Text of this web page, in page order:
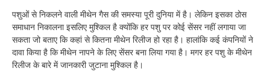
पशुओं से निकलने वाली मीथेन गैस की समस्या पूरी दुनिया में है। लेकिन इसका ठोस
समाधान निकालना इसलिए मुश्किल है क्योंकि हर पशु पर कोई सेंसर नहीं लगाया जा
सकता जो बताए कि कहां से कितना मीथेन रिलीज हो रहा है। हालांकि कई कंपनियों ने
दावा किया है कि मीथेन नापने के लिए सेंसर बना लिया गया है। मगर हर पशु के मीथेन
रिलीज के बारे में जानकारी जुटाना मुश्किल है।